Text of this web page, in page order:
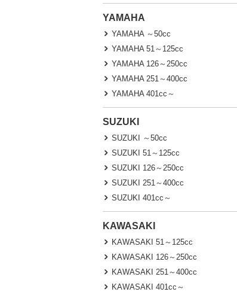
YAMAHA
YAMAHA ～50cc
YAMAHA 51～125cc
YAMAHA 126～250cc
YAMAHA 251～400cc
YAMAHA 401cc～
SUZUKI
SUZUKI ～50cc
SUZUKI 51～125cc
SUZUKI 126～250cc
SUZUKI 251～400cc
SUZUKI 401cc～
KAWASAKI
KAWASAKI 51～125cc
KAWASAKI 126～250cc
KAWASAKI 251～400cc
KAWASAKI 401cc～